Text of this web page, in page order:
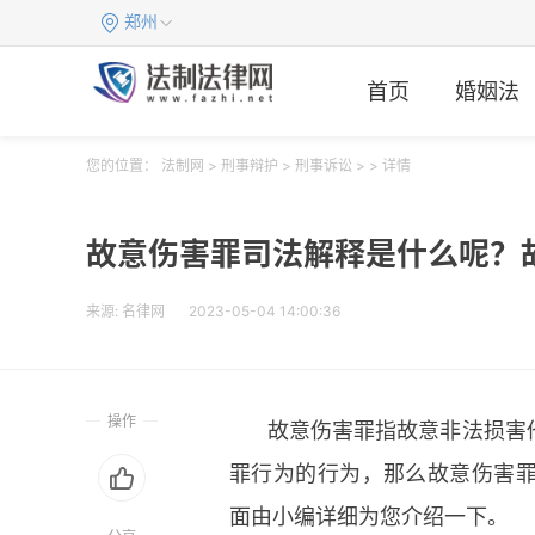
郑州
首页 婚姻法
您的位置： 法制网 > 刑事辩护 > 刑事诉讼 > > 详情
故意伤害罪司法解释是什么呢
来源: 名律网 2023-05-04 14:00:36
故意伤害罪指故意非法损
罪行为的行为，那么故意伤害
面由小编详细为您介绍一下。
操作